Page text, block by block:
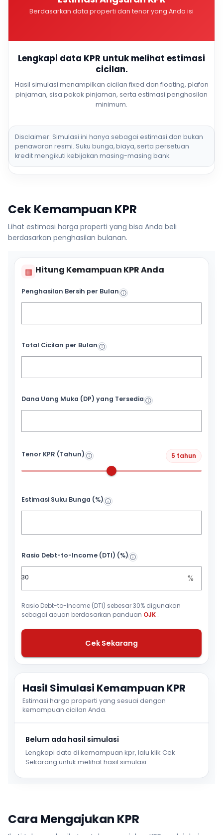
Berdasarkan data properti dan tenor yang Anda isi
Lengkapi data KPR untuk melihat estimasi
cicilan.
Hasil simulasi menampilkan cicilan fixed dan floating, plafon
pinjaman, sisa pokok pinjaman, serta estimasi penghasilan
minimum.
Disclaimer: Simulasi ini hanya sebagai estimasi dan bukan
penawaran resmi. Suku bunga, biaya, serta persetuan
kredit mengikuti kebijakan masing-masing bank.
Cek Kemampuan KPR
Lihat estimasi harga properti yang bisa Anda beli
berdasarkan penghasilan bulanan.
▦ Hitung Kemampuan KPR Anda
Penghasilan Bersih per Bulan
Total Cicilan per Bulan
Dana Uang Muka (DP) yang Tersedia
Tenor KPR (Tahun) 5 tahun
Estimasi Suku Bunga (%)
Rasio Debt-to-Income (DTI) (%)
%
Rasio Debt-to-Income (DTI) sebesar 30% digunakan
sebagai acuan berdasarkan panduan OJK .
Cek Sekarang
Hasil Simulasi Kemampuan KPR
Estimasi harga properti yang sesuai dengan
kemampuan cicilan Anda.
Belum ada hasil simulasi
Lengkapi data di kemampuan kpr, lalu klik Cek
Sekarang untuk melihat hasil simulasi.
Cara Mengajukan KPR